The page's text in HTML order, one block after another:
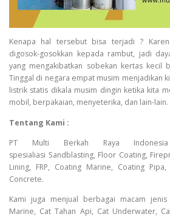
Kenapa hal tersebut bisa terjadi ?
digosok-gosokkan kepada rambut, jadi
yang mengakibatkan sobekan kertas kecil
Tinggal di negara empat musim menjadikan
listrik statis dikala musim dingin ketika kita
mobil, berpakaian, menyeterika, dan lain-lain.
Tentang Kami :
PT Multi Berkah Raya Indonesia
spesialiasi Sandblasting, Floor Coating,
Lining, FRP, Coating Marine, Coating
Concrete.
Kami juga menjual berbagai macam
Marine, Cat Tahan Api, Cat Underwater,